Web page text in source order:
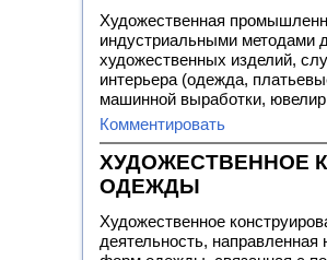
Художественная
индустриальными методами
художественных изделий,
интерьера (одежда,
машинной выработки,
Комментировать
ХУДОЖЕСТВЕННОЕ
ОДЕЖДЫ
Художественное
деятельность,